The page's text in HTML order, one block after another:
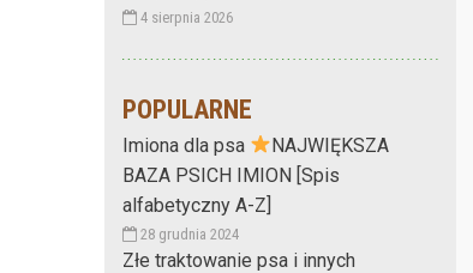
4 sierpnia 2026
POPULARNE
Imiona dla psa
NAJWIĘKSZA
BAZA PSICH IMION [Spis
alfabetyczny A-Z]
28 grudnia 2024
Złe traktowanie psa i innych